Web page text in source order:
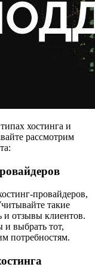
хостинга и
рассмотрим
провайдеров,
такие
и отзывы клиентов.
и выбрать тот,
потребностям.